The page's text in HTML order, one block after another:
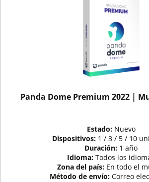
Panda Dome Premium 2022 |
Estado: Nuevo
Dispositivos: 1 / 3 / 5 / 10
Duración: 1 año
Idioma:Todos los
Zona del país: En todo el
Método de envío: Correo